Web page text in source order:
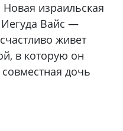
израильская
Вайс —
живет
в которую он
дочь